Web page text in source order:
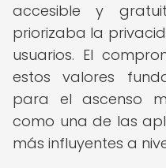
accesible y
priorizaba la
usuarios. El
estos valores
para el ascenso
como una de las
más influyentes a